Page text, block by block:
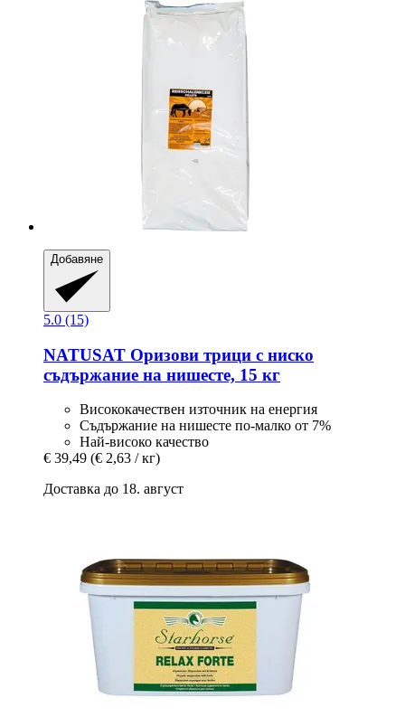
Добавяне
5.0 (15)
NATUSAT Оризови трици с ниско
съдържание на нишесте, 15 кг
Висококачествен източник на енергия
Съдържание на нишесте по-малко от 7%
Най-високо качество
€ 39,49 (€ 2,63 / кг)
Доставка до 18. август